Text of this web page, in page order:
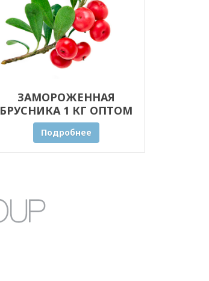
ЗАМОРОЖЕННАЯ
БРУСНИКА 1 КГ ОПТОМ
Подробнее